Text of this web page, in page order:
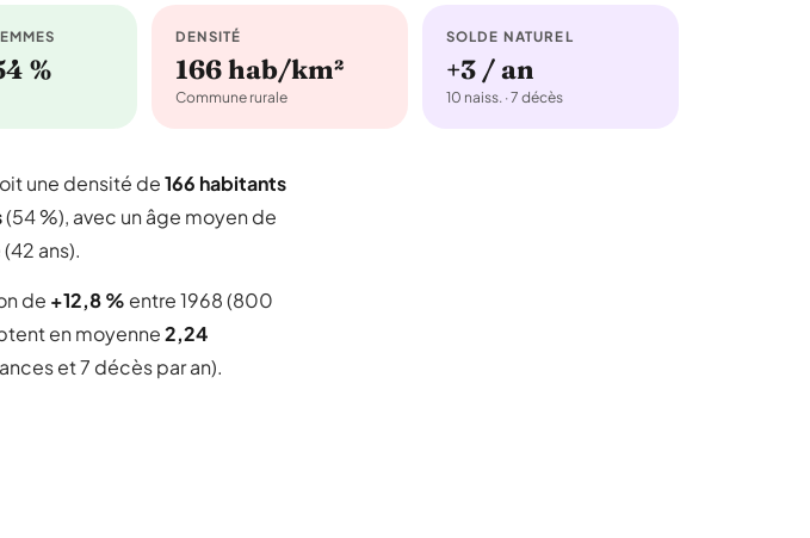
%
DENSITÉ
166 hab/km²
Commune rurale
SOLDE NATUREL
+3 / an
10 naiss. · 7 décès
une densité de166 habitants
(54 %), avec un âge moyen de
ans).
de +12,8 % entre 1968 (800
en moyenne2,24
et 7 décès par an).